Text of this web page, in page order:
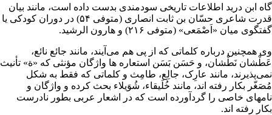
گاه ابن درید اطلاعات تاریخی سودمندی بدست داده است، مانند بیان
قدرت شاعری حسّان بن ثابت انصاری
(متوفی ۵۴) در دوران کودکی یا
گفتگوی میان «اَصْمَعی» (متوفی ۲۱۶) و
هارون الرشید.
وی همچنین درباره کلماتی که از پی هم می‌آیند، مانند جائع نائع،
عَطْشان نَطْشان، و حَسَن بَسَن استعاره ها واژگان مؤنثی که «ة» تأنیث
نمی‌پذیرند، مانند عارِک، جالِع، طامِث و کلماتی که فقط به شکل
مُصَغّر بکار رفته اند، مانند خُلَیقاء، شُوَیلاء بحث کرده و واژگان و
نامهای خاصی را گردآورده است که در اشعار عربی‌ بطور نادرست
بکار رفته اند.